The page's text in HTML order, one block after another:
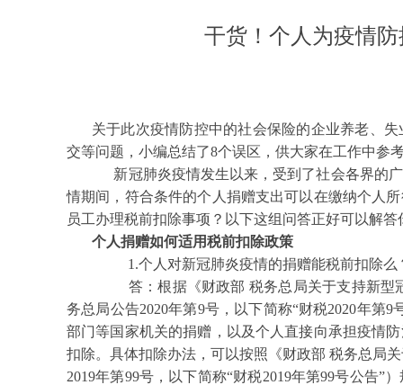
干货！个人为疫情
关于此次疫情防控中的社会保险的企业养老、
交等问题，小编总结了8个误区，供大家在工作中参
新冠肺炎疫情发生以来，受到了社会各界的
情期间，符合条件的个人捐赠支出可以在缴纳个人
员工办理税前扣除事项？以下这组问答正好可以解
个人捐赠如何适用税前扣除政策
1.个人对新冠肺炎疫情的捐赠能税前扣除么
答：根据《财政部 税务总局关于支持新型冠
务总局公告2020年第9号，以下简称“财税2020年第
部门等国家机关的捐赠，以及个人直接向承担疫情
扣除。具体扣除办法，可以按照《财政部 税务总局
2019年第99号，以下简称“财税2019年第99号公告